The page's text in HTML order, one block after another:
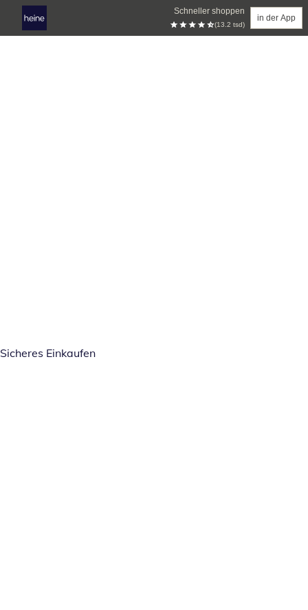
Schneller shoppen
(13.2 tsd)
in der App
Sicheres Einkaufen